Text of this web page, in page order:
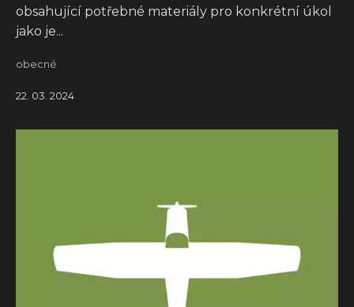
obsahující potřebné materiály pro konkrétní úkol
jako je...
obecné
22. 03. 2024